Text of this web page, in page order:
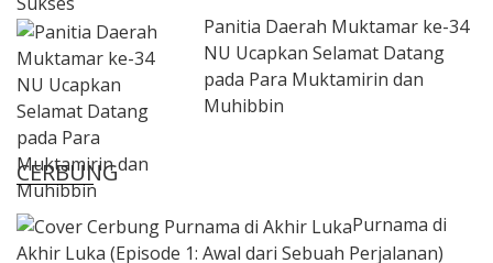
Panitia Daerah Muktamar ke-34
NU Ucapkan Selamat Datang
pada Para Muktamirin dan
Muhibbin
CERBUNG
Purnama di
Akhir Luka (Episode 1: Awal dari Sebuah Perjalanan)